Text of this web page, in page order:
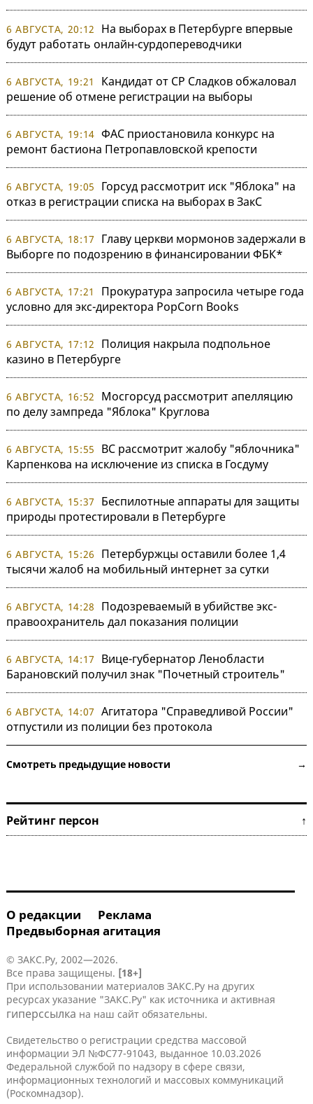
6 АВГУСТА, 20:12
На выборах в Петербурге впервые
будут работать онлайн-сурдопереводчики
6 АВГУСТА, 19:21
Кандидат от СР Сладков обжаловал
решение об отмене регистрации на выборы
6 АВГУСТА, 19:14 ФАС приостановила конкурс на
ремонт бастиона Петропавловской крепости
6 АВГУСТА, 19:05
Горсуд рассмотрит иск "Яблока" на
отказ в регистрации списка на выборах в ЗакС
6 АВГУСТА, 18:17
Главу церкви мормонов задержали в
Выборге по подозрению в финансировании ФБК*
6 АВГУСТА, 17:21
Прокуратура запросила четыре года
условно для экс-директора PopCorn Books
6 АВГУСТА, 17:12
Полиция накрыла подпольное
казино в Петербурге
6 АВГУСТА, 16:52
Мосгорсуд рассмотрит апелляцию
по делу зампреда "Яблока" Круглова
6 АВГУСТА, 15:55
ВС рассмотрит жалобу "яблочника"
Карпенкова на исключение из списка в Госдуму
6 АВГУСТА, 15:37
Беспилотные аппараты для защиты
природы протестировали в Петербурге
6 АВГУСТА, 15:26
Петербуржцы оставили более 1,4
тысячи жалоб на мобильный интернет за сутки
6 АВГУСТА, 14:28
Подозреваемый в убийстве экс-
правоохранитель дал показания полиции
6 АВГУСТА, 14:17
Вице-губернатор Ленобласти
Барановский получил знак "Почетный строитель"
6 АВГУСТА, 14:07 Агитатора "Справедливой России"
отпустили из полиции без протокола
Смотреть предыдущие новости →
Рейтинг персон ↑
О редакции
Реклама
Предвыборная агитация
© ЗАКС.Ру, 2002—2026.
Все права защищены. [18+]
При использовании материалов ЗАКС.Ру на других
ресурсах указание "ЗАКС.Ру" как источника и активная
гиперссылка на наш сайт обязательны.
Свидетельство о регистрации средства массовой
информации ЭЛ №ФС77-91043, выданное 10.03.2026
Федеральной службой по надзору в сфере связи,
информационных технологий и массовых коммуникаций
(Роскомнадзор).